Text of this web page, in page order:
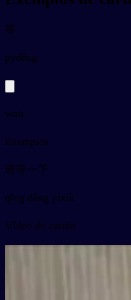
等
pyděng
wait
Exemplos
请等一下
qǐng děng yíxià
Vídeo do cartão